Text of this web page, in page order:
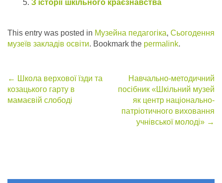
З історії шкільного краєзнавства
This entry was posted in Музейна педагогіка, Сьогодення
музеїв закладів освіти. Bookmark the permalink.
Post
navigation
← Школа верхової їзди та
козацького гарту в
мамаєвій слободі
Навчально-методичний
посібник «Шкільний музей
як центр національно-
патріотичного виховання
учнівської молоді» →